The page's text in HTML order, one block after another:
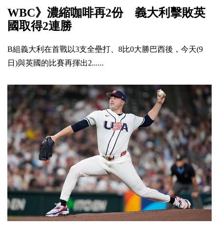
WBC》濃縮咖啡再2份 義大利擊敗英
國取得2連勝
B組義大利在首戰以3支全壘打、8比0大勝巴西後，今天(9
日)與英國的比賽再揮出2......